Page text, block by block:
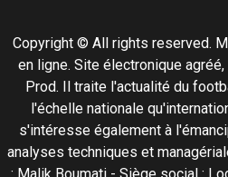
Copyright © All rights reserved.
en ligne. Site électronique
Prod. Il traite l'actualité du
l'échelle nationale
s'intéresse également à
analyses techniques et